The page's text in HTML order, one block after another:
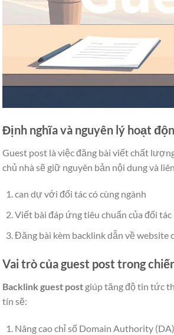
Định nghĩa và nguyên lý hoạt
Guest post là việc đăng bài viết chất
chủ nhà sẽ giữ nguyên bản nội dung và
can dự với đối tác có cùng ngành
Viết bài đáp ứng tiêu chuẩn của đối tác
Đăng bài kèm backlink dẫn về website
Vai trò của guest post trong
Backlink guest post giúp tăng độ tin tức
tín sẽ:
Nâng cao chỉ số Domain Authority (DA)